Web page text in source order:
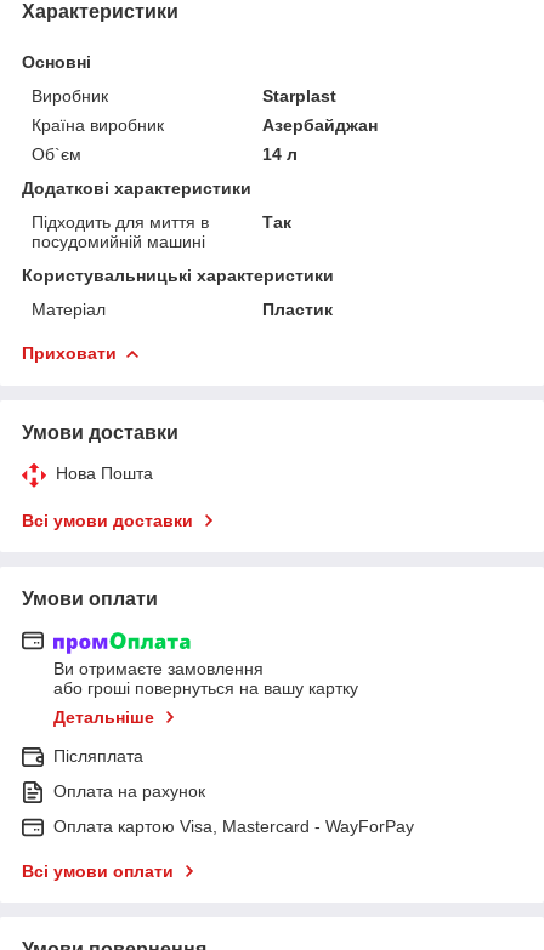
Характеристики
Основні
Виробник
Starplast
Країна виробник
Азербайджан
Об`єм
14 л
Додаткові характеристики
Підходить для миття в
посудомийній машині
Так
Користувальницькі характеристики
Матеріал
Пластик
Приховати
Умови доставки
Нова Пошта
Всі умови доставки
Умови оплати
Ви отримаєте замовлення
або гроші повернуться на вашу картку
Детальніше
Післяплата
Оплата на рахунок
Оплата картою Visa, Mastercard - WayForPay
Всі умови оплати